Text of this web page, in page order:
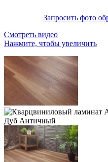
Запросить фото
Смотреть видео
Нажмите, чтобы увеличить